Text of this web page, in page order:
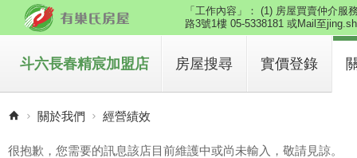
「工作內容」： (1) 房屋買賣仲介
路3號1樓 05-5338181 或Mail至
斗六長春精宸加盟店 房屋搜尋 實價登錄
關於我們 經營績效
很抱歉，您需要的訊息該店目前維護中或尚未輸入，敬請見諒。